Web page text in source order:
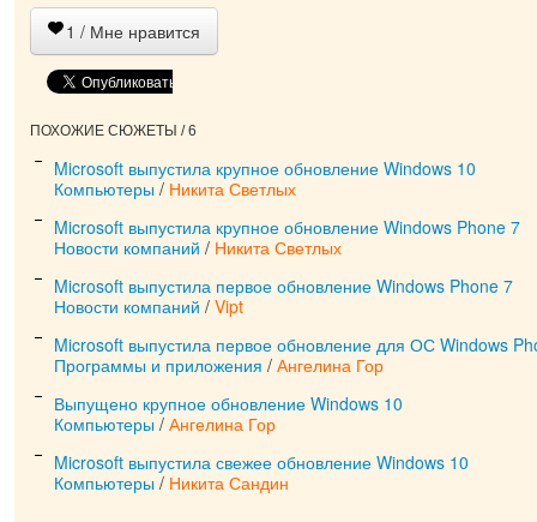
1 / Мне нравится
ПОХОЖИЕ СЮЖЕТЫ / 6
Microsoft выпустила крупное обновление Windows 10
Компьютеры / Никита Светлых
Microsoft выпустила крупное обновление Windows Phone 7
Новости компаний / Никита Светлых
Microsoft выпустила первое обновление Windows Phone 7
Новости компаний / Vipt
Microsoft выпустила первое обновление для ОС Windows
Программы и приложения / Ангелина Гор
Выпущено крупное обновление Windows 10
Компьютеры / Ангелина Гор
Microsoft выпустила свежее обновление Windows 10
Компьютеры / Никита Сандин